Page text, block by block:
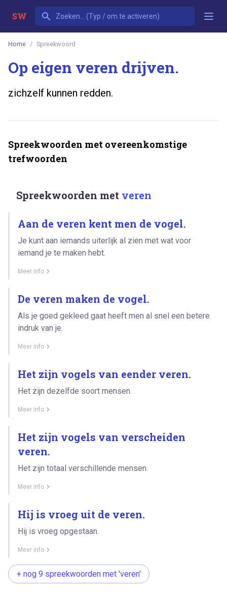
SW
Home Spreekwoord
Op eigen veren drijven.
zichzelf kunnen redden.
Spreekwoorden met overeenkomstige
trefwoorden
Spreekwoorden met veren
Aan de veren kent men de vogel.
Je kunt aan iemands uiterlijk al zien met wat voor
iemand je te maken hebt.
Meer info
De veren maken de vogel.
Als je goed gekleed gaat heeft men al snel een betere
indruk van je.
Meer info
Het zijn vogels van eender veren.
Het zijn dezelfde soort mensen.
Meer info
Het zijn vogels van verscheiden
veren.
Het zijn totaal verschillende mensen.
Meer info
Hij is vroeg uit de veren.
Hij is vroeg opgestaan.
Meer info
+ nog 9 spreekwoorden met 'veren'